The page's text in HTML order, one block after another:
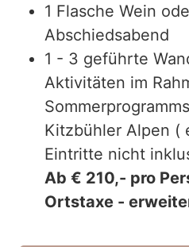
1 Flasche Wein
Abschiedsabend
1 - 3 geführte
Aktivitäten im
Kitzbühler Alpen (
Eintritte nicht
Ab € 210,- pro
Ortstaxe -